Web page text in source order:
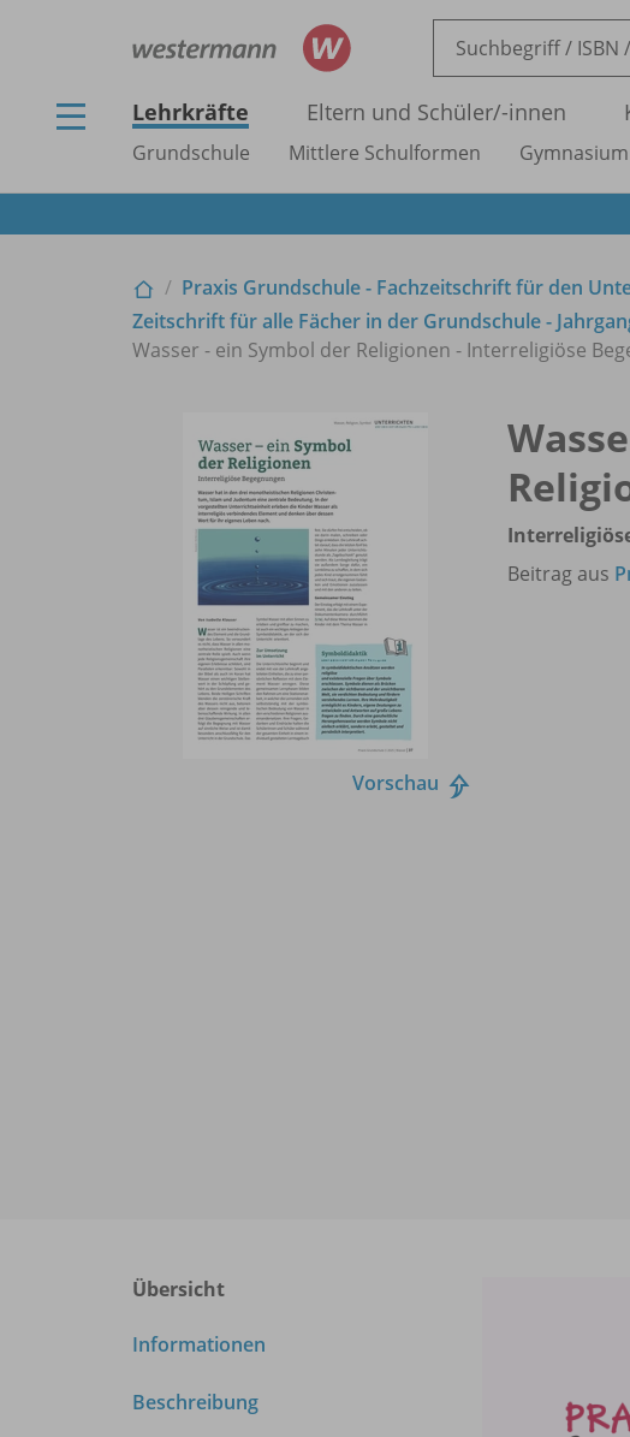
Lehrkräfte Eltern und Schüler/-innen
Grundschule Mittlere Schulformen Gymnasium
Praxis Grundschule - Fachzeitschrift für den
Zeitschrift für alle Fächer in der Grundschule -
Wasser - ein Symbol der Religionen - Interreligiöse
Vorschau
Beitrag aus
Übersicht
Informationen
Beschreibung